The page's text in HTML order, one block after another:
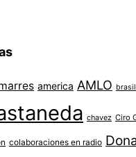
america AMLO brasil
chavez Ciro
colaboraciones en radio